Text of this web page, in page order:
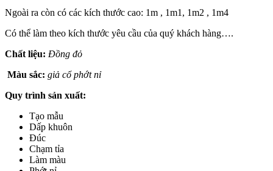
Ngoài ra còn có các kích thước cao: 1m , 1m1, 1m2 , 1m4
Có thể làm theo kích thước yêu cầu của quý khách hàng….
Chất liệu: Đồng đỏ
Màu sắc: giả cổ phớt nỉ
Quy trình sản xuất:
Tạo mẫu
Dấp khuôn
Đúc
Chạm tỉa
Làm màu